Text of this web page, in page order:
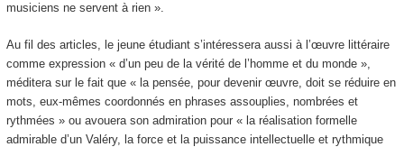
musiciens ne servent à rien ».
Au fil des articles, le jeune étudiant s’intéressera aussi à l’œuvre littéraire
comme expression « d’un peu de la vérité de l’homme et du monde »,
méditera sur le fait que « la pensée, pour devenir œuvre, doit se réduire en
mots, eux-mêmes coordonnés en phrases assouplies, nombrées et
rythmées » ou avouera son admiration pour « la réalisation formelle
admirable d’un Valéry, la force et la puissance intellectuelle et rythmique